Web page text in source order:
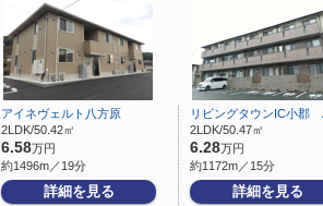
アイネヴェルト八方原
2LDK/50.42㎡
6.58万円
約1496m／19分
詳細を見る
リビングタウンIC小郡
2LDK/50.47㎡
6.28万円
約1172m／15分
詳細を見る